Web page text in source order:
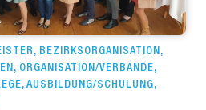
, BEZIRKSORGANISATION ,
, ORGANISATION/VERBÄNDE,
, AUSBILDUNG/SCHULUNG,